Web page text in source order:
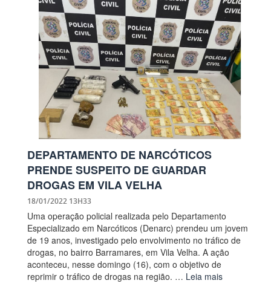
DEPARTAMENTO DE NARCÓTICOS
PRENDE SUSPEITO DE GUARDAR
DROGAS EM VILA VELHA
18/01/2022 13H33
Uma operação policial realizada pelo Departamento
Especializado em Narcóticos (Denarc) prendeu um jovem
de 19 anos, investigado pelo envolvimento no tráfico de
drogas, no bairro Barramares, em Vila Velha. A ação
aconteceu, nesse domingo (16), com o objetivo de
reprimir o tráfico de drogas na região. … Leia mais